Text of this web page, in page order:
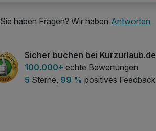
Sie haben Fragen? Wir haben Antworten
Sicher buchen bei Kurzurlaub.de
100.000+ echte Bewertungen
5 Sterne, 99 % positives Feedback